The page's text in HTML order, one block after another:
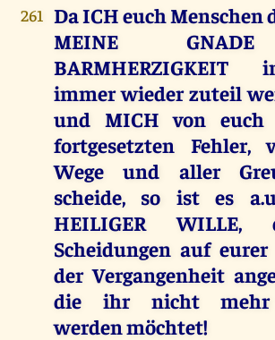
261 Da ICH euch Menschen
MEINE
immer wieder zuteil
und MICH von
fortgesetzten Fehler,
Wege und aller
scheide, so ist es
HEILIGER
Scheidungen auf
der Vergangenheit
die ihr nicht mehr
werden möchtet!